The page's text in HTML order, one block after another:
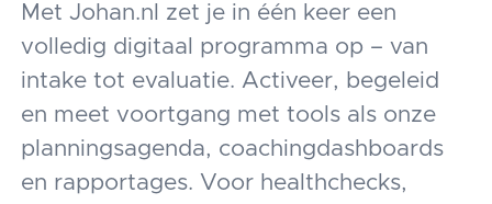
Met Johan.nl zet je in één keer een
volledig digitaal programma op – van
intake tot evaluatie. Activeer, begeleid
en meet voortgang met tools als onze
planningsagenda, coachingdashboards
en rapportages. Voor healthchecks,